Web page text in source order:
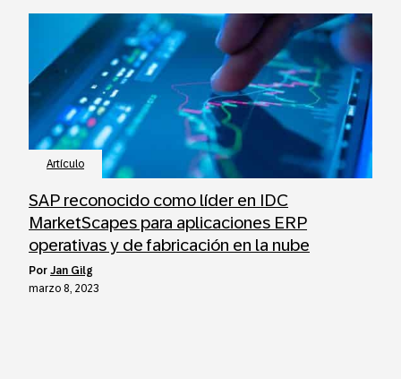
Artículo
SAP reconocido como líder en IDC
MarketScapes para aplicaciones ERP
operativas y de fabricación en la nube
por Jan Gilg
marzo 8, 2023